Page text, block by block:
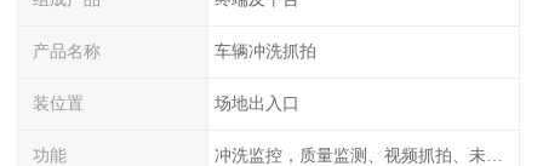
产品名称 车辆冲洗抓拍
装位置 场地出入口
功能